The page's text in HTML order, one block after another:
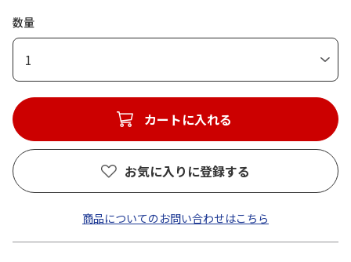
数量
1
カートに入れる
お気に入りに登録する
商品についてのお問い合わせはこちら